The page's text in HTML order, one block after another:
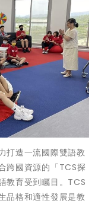
打造一流國際雙語教
跨國資源的「TCS探
教育受到矚目。TCS
品格和適性發展是教